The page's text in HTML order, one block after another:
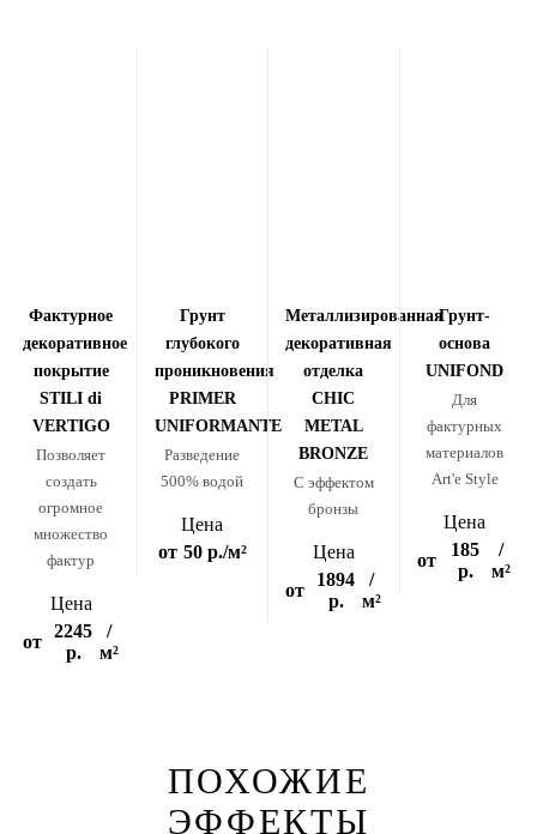
Фактурное
декоративное
покрытие
STILI di
VERTIGO
Позволяет
создать
огромное
множество
фактур
Цена
от
2245
р.
/
м²
Грунт
глубокого
проникновения
PRIMER
UNIFORMANTE
Разведение
500% водой
Цена
от 50 р./м²
Металлизированная
декоративная
отделка
CHIC
METAL
BRONZE
С эффектом
бронзы
Цена
от
1894
р.
/
м²
Грунт-
основа
UNIFOND
Для
фактурных
материалов
Art'e Style
Цена
от
185
р.
/
м²
ПОХОЖИЕ
ЭФФЕКТЫ